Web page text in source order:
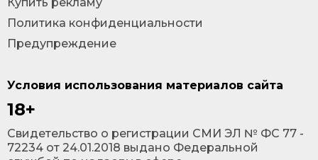
Условия использования материалов сайта
18+
Cвидетельство о регистрации СМИ ЭЛ № ФС 77 -
72234 от 24.01.2018 выдано Федеральной
Политика конфиденциальности
Предупреждение